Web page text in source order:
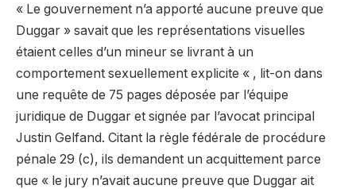
« Le gouvernement n’a apporté aucune preuve que
Duggar » savait que les représentations visuelles
étaient celles d’un mineur se livrant à un
comportement sexuellement explicite « , lit-on dans
une requête de 75 pages déposée par l’équipe
juridique de Duggar et signée par l’avocat principal
Justin Gelfand. Citant la règle fédérale de procédure
pénale 29 (c), ils demandent un acquittement parce
que « le jury n’avait aucune preuve que Duggar ait